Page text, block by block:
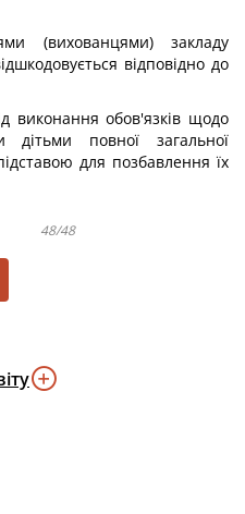
(вихованцями) закладу
відповідно до
виконання обов'язків щодо
дітьми повної загальної
для позбавлення їх
48/48